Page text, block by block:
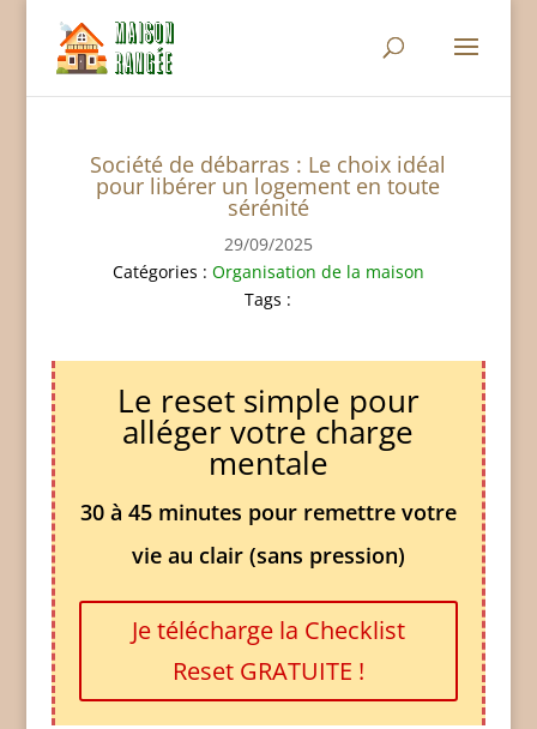
Société de débarras : Le choix idéal
pour libérer un logement en toute
sérénité
29/09/2025
Catégories : Organisation de la maison
Tags :
Le reset simple pour
alléger votre charge
mentale
30 à 45 minutes pour remettre votre
vie au clair (sans pression)
Je télécharge la Checklist
Reset GRATUITE !